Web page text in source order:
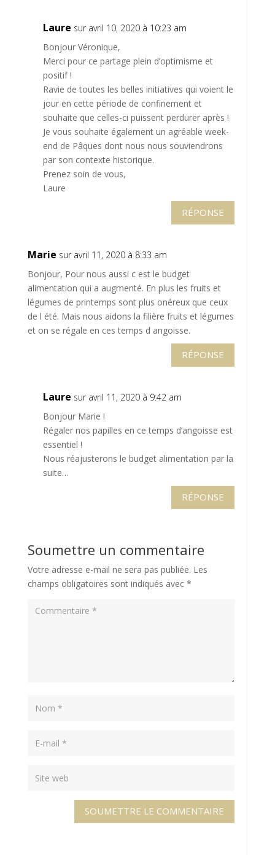
Laure sur avril 10, 2020 à 10:23 am
Bonjour Véronique,
Merci pour ce partage plein d’optimisme et
positif !
Ravie de toutes les belles initiatives qui voient le
jour en cette période de confinement et
souhaite que celles-ci puissent perdurer après !
Je vous souhaite également un agréable week-
end de Pâques dont nous nous souviendrons
par son contexte historique.
Prenez soin de vous,
Laure
RÉPONSE
Marie sur avril 11, 2020 à 8:33 am
Bonjour, Pour nous aussi c est le budget
alimentation qui a augmenté. En plus les fruits et
légumes de printemps sont plus onéreux que ceux
de l été. Mais nous aidons la filière fruits et légumes
et on se régale en ces temps d angoisse.
RÉPONSE
Laure sur avril 11, 2020 à 9:42 am
Bonjour Marie !
Régaler nos papilles en ce temps d’angoisse est
essentiel !
Nous réajusterons le budget alimentation par la
suite…
RÉPONSE
Soumettre un commentaire
Votre adresse e-mail ne sera pas publiée. Les
champs obligatoires sont indiqués avec *
SOUMETTRE LE COMMENTAIRE